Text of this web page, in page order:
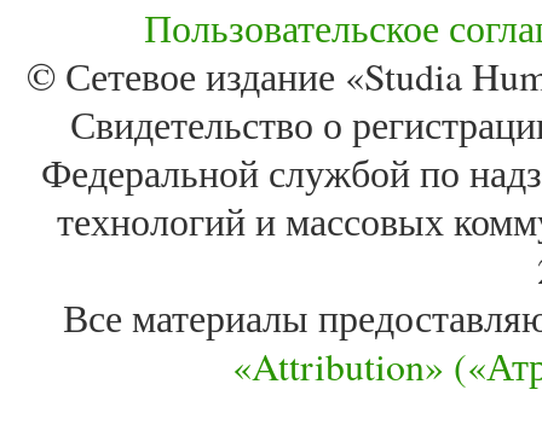
Пользовательское
© Сетевое издание «Studia
Свидетельство о
Федеральной службой по
технологий и массовых
Все материалы
«Attribution»